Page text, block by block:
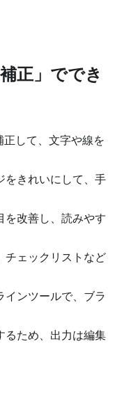
正」ででき
して、文字や線を
をきれいにして、手
を改善し、読みやす
チェックリストなど
インツールで、ブラ
るため、出力は編集